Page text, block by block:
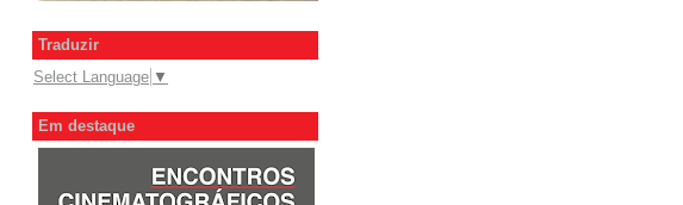
Traduzir
Select Language ▼
Em destaque